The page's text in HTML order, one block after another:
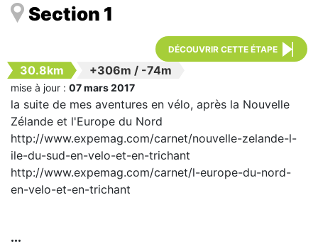
Section 1
DÉCOUVRIR CETTE ÉTAPE
30.8km +306m / -74m
mise à jour : 07 mars 2017
la suite de mes aventures en vélo, après la Nouvelle
Zélande et l'Europe du Nord
http://www.expemag.com/carnet/nouvelle-zelande-l-
ile-du-sud-en-velo-et-en-trichant
http://www.expemag.com/carnet/l-europe-du-nord-
en-velo-et-en-trichant